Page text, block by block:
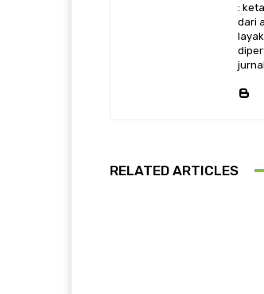
:
dari
RELATED ARTICLES